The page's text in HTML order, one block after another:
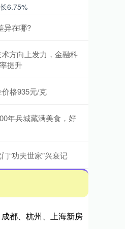
6.75%
异在哪?
方向上发力，金融科
提升
格935元/克
年兵城藏满美食，好
“功夫世家”兴衰记
都、杭州、上海新房